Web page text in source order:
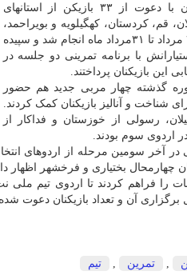
انتخابی تیم ملی نت بال بانوان با دعوت از ۳۳ بازیکن از استانهای
قم، کردستان، کهگیلویه و بویراحمد،
زنجان، بوشهر و خوزستان از ۲۵ مرداد تا ۳۱مرداد ماه انجام شد و سپیده
با برنامه تمرینی دو جلسه در
این بازیکنان پرداختند.
گذشته چهار مربی جدید هم حضور
شناخت و آنالیز بازیکنان کمک کردند.
رسولی از خوزستان و فداکار از
اردوی سوم بودند.
آخر سومین مرحله از اردوهای
چهارمحال بختیاری و فرخشهر
را فراهم کردند تا اردوی تیم ملی
برگزاری آن و تعداد بازیکنان
, تمرین , تیم